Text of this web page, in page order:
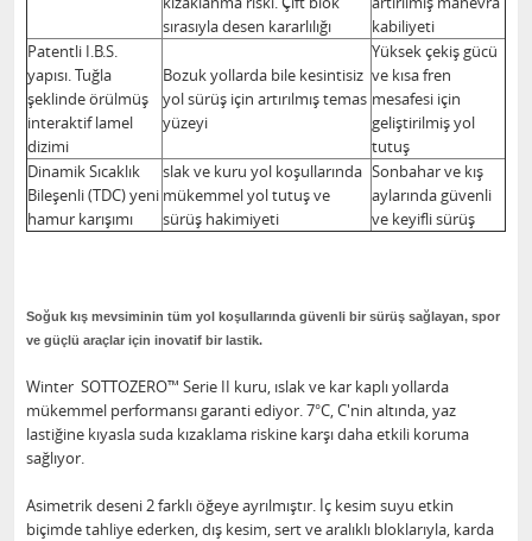
sırasıyla desen kararlılığı
kabiliyeti
Patentli I.B.S.
yapısı. Tuğla
şeklinde örülmüş
interaktif lamel
dizimi
Bozuk yollarda bile kesintisiz
yol sürüş için artırılmış temas
yüzeyi
Yüksek çekiş gücü
ve kısa fren
mesafesi için
geliştirilmiş yol
tutuş
Dinamik Sıcaklık
Bileşenli (TDC) yeni
hamur karışımı
slak ve kuru yol koşullarında
mükemmel yol tutuş ve
sürüş hakimiyeti
Sonbahar ve kış
aylarında güvenli
ve keyifli sürüş
Soğuk kış mevsiminin tüm yol koşullarında güvenli bir sürüş sağlayan, spor
ve güçlü araçlar için inovatif bir lastik.
Winter SOTTOZERO™ Serie II kuru, ıslak ve kar kaplı yollarda
mükemmel performansı garanti ediyor. 7°C, C'nin altında, yaz
lastiğine kıyasla suda kızaklama riskine karşı daha etkili koruma
sağlıyor.
Asimetrik deseni 2 farklı öğeye ayrılmıştır. İç kesim suyu etkin
biçimde tahliye ederken, dış kesim, sert ve aralıklı bloklarıyla, karda